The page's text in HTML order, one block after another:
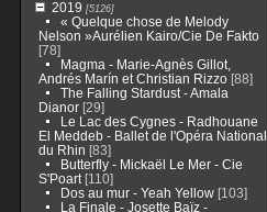
2019 [5126]
« Quelque chose de Melody
Nelson »Aurélien Kairo/Cie De Fakto
[78]
Magma - Marie-Agnès Gillot,
Andrés Marín et Christian Rizzo[88]
The Falling Stardust - Amala
Dianor[29]
Le Lac des Cygnes - Radhouane
El Meddeb - Ballet de l'Opéra National
du Rhin [83]
Butterfly - Mickaël Le Mer - Cie
S'Poart[110]
Dos au mur - Yeah Yellow[103]
La Finale - Josette Baïz -